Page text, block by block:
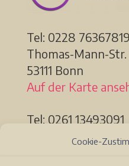
Cookie-
Tel: 0228 76367819
Thomas-Mann-Str.
53111 Bonn
Auf der Karte
Tel: 0261 13493091
Löhrstr. 91a